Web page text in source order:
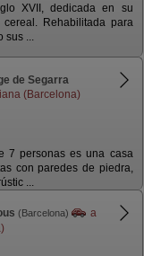
XVII, dedicada en su
Rehabilitada para
sus ...
de Segarra
(Barcelona)
7 personas es una casa
con paredes de piedra,
...
(Barcelona)
a